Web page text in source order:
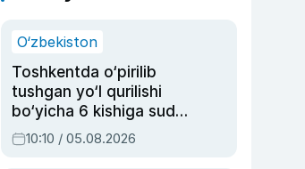
O‘zbekiston
Toshkentda o‘pirilib
tushgan yo‘l qurilishi
bo‘yicha 6 kishiga sud
hukmi o‘qildi
10:10 / 05.08.2026